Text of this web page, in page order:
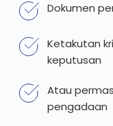
Dokumen
Ketakutan
keputusan
Atau
pengadaan